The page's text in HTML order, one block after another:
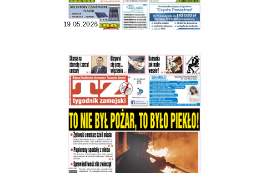
19.05.2026